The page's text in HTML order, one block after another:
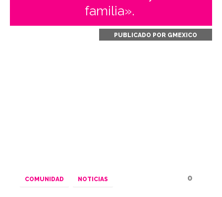
familia».
PUBLICADO POR GMEXICO
COMUNIDAD NOTICIAS 0